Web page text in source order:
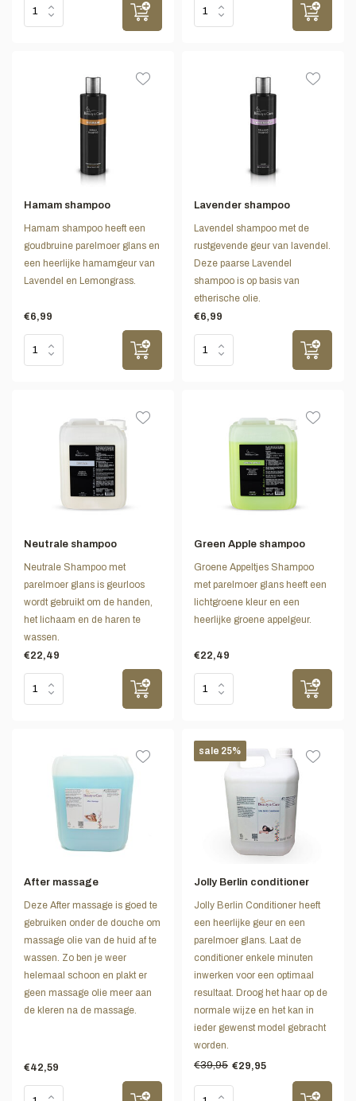
Hamam shampoo
Hamam shampoo heeft een
goudbruine parelmoer glans en
een heerlijke hamamgeur van
Lavendel en Lemongrass.
€6,99
Lavender shampoo
Lavendel shampoo met de
rustgevende geur van lavendel.
Deze paarse Lavendel
shampoo is op basis van
etherische olie.
€6,99
Neutrale shampoo
Neutrale Shampoo met
parelmoer glans is geurloos
wordt gebruikt om de handen,
het lichaam en de haren te
wassen.
€22,49
Green Apple shampoo
Groene Appeltjes Shampoo
met parelmoer glans heeft een
lichtgroene kleur en een
heerlijke groene appelgeur.
€22,49
After massage
Deze After massage is goed te
gebruiken onder de douche om
massage olie van de huid af te
wassen. Zo ben je weer
helemaal schoon en plakt er
geen massage olie meer aan
de kleren na de massage.
€42,59
sale 25%
Jolly Berlin conditioner
Jolly Berlin Conditioner heeft
een heerlijke geur en een
parelmoer glans. Laat de
conditioner enkele minuten
inwerken voor een optimaal
resultaat. Droog het haar op de
normale wijze en het kan in
ieder gewenst model gebracht
worden.
€39,95 €29,95